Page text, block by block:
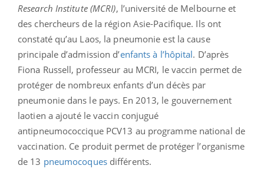
Research Institute (MCRI), l’université de Melbourne et
des chercheurs de la région Asie-Pacifique. Ils ont
constaté qu’au Laos, la pneumonie est la cause
principale d’admission d’enfants à l’hôpital. D’après
Fiona Russell, professeur au MCRI, le vaccin permet de
protéger de nombreux enfants d’un décès par
pneumonie dans le pays. En 2013, le gouvernement
laotien a ajouté le vaccin conjugué
antipneumococcique PCV13 au programme national de
vaccination. Ce produit permet de protéger l’organisme
de 13 pneumocoquesdifférents.